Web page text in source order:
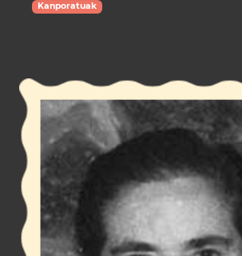
Kanporatuak